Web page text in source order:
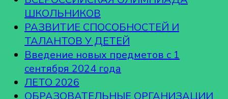
ШКОЛЬНИКОВ
РАЗВИТИЕ СПОСОБНОСТЕЙ И
ТАЛАНТОВ У ДЕТЕЙ
Введение новых предметов с 1
сентября 2024 года
ЛЕТО 2026
ОБРАЗОВАТЕЛЬНЫЕ ОРГАНИЗАЦИИ